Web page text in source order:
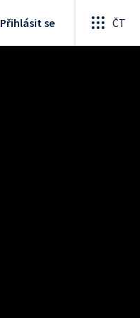
Přihlásit se ČT